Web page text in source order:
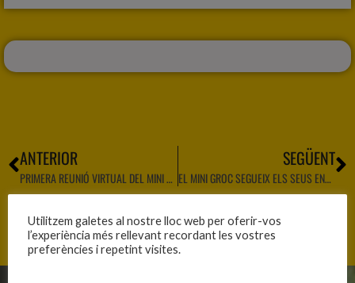
ANTERIOR
PRIMERA REUNIÓ VIRTUAL DEL MINI NEGRE MASCULÍ
SEGÜENT
EL MINI GROC SEGUEIX ELS SEUS ENTRENAMENTS VIRTUALMENT
Utilitzem galetes al nostre lloc web per oferir-vos
l’experiència més rellevant recordant les vostres
preferències i repetint visites.